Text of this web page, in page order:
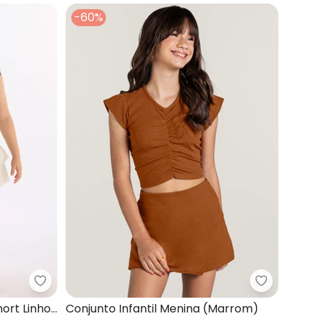
(Marrom)
Up Baby - Conjunto Regata Algodão Short Linho
Linho
-60%
Brandili -
Conjunto Infantil Menina (Marrom)